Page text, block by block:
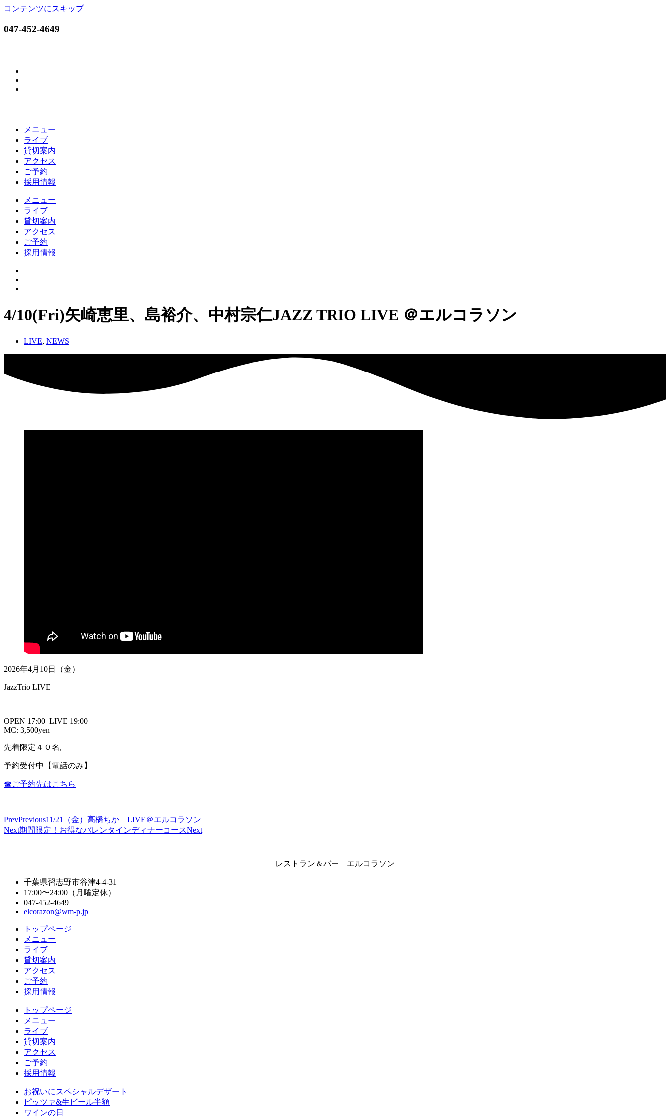
コンテンツにスキップ
047-452-4649
メニュー
ライブ
貸切案内
アクセス
ご予約
採用情報
メニュー
ライブ
貸切案内
アクセス
ご予約
採用情報
4/10(Fri)矢崎恵里、島裕介、中村宗仁JAZZ TRIO LIVE ＠エルコラソン
LIVE, NEWS
2026年4月10日（金）
JazzTrio LIVE
OPEN 17:00 LIVE 19:00
MC: 3,500yen
先着限定４０名,
予約受付中【電話のみ】
☎︎ご予約先はこちら
PrevPrevious11/21（金）高橋ちか LIVE＠エルコラソン
Next期間限定！お得なバレンタインディナーコースNext
レストラン＆バー エルコラソン
千葉県習志野市谷津4-4-31
17:00〜24:00（月曜定休）
047-452-4649
elcorazon@wm-p.jp
トップページ
メニュー
ライブ
貸切案内
アクセス
ご予約
採用情報
トップページ
メニュー
ライブ
貸切案内
アクセス
ご予約
採用情報
お祝いにスペシャルデザート
ピッツァ&生ビール半額
ワインの日